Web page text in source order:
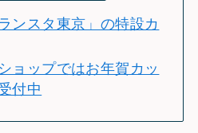
ンスタ東京」の特設カ
ョップではお年賀カッ
付中